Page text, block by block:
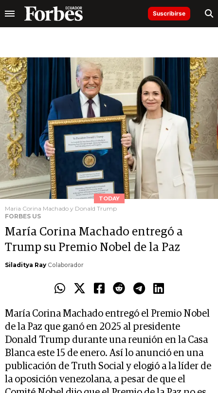
Suscribirse
TODAY
Maria Corina Machado y Donald Trump
FORBES US
María Corina Machado entregó a
Trump su Premio Nobel de la Paz
Siladitya Ray Colaborador
María Corina Machado entregó el Premio Nobel
de la Paz que ganó en 2025 al presidente
Donald Trump durante una reunión en la Casa
Blanca este 15 de enero. Así lo anunció en una
publicación de Truth Social y elogió a la líder de
la oposición venezolana, a pesar de que el